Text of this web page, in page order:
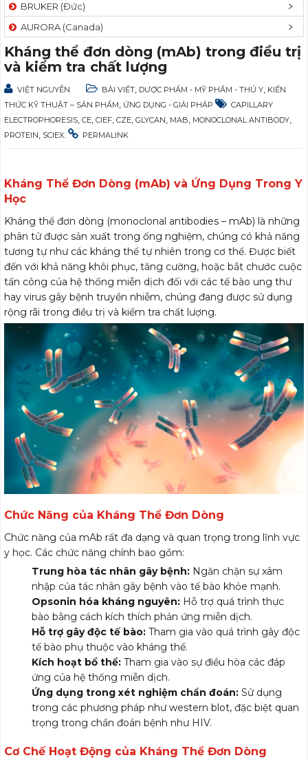
BRUKER (Đức)
AURORA (Canada)
Kháng thể đơn dòng (mAb) trong điều trị
và kiểm tra chất lượng
VIỆT NGUYỄN BÀI VIẾT DƯỢC PHẨM - MỸ PHẨM - THÚ Y KIẾN
THỨC KỸ THUẬT – SẢN PHẨM ỨNG DỤNG - GIẢI PHÁP
CAPILLARY
ELECTROPHORESIS CE CIEF CZE GLYCAN MAB MONOCLONAL ANTIBODY
PROTEIN SCIEX PERMALINK
Kháng Thể Đơn Dòng (mAb) và Ứng Dụng Trong Y
Học
Kháng thể đơn dòng (monoclonal antibodies – mAb) là những
phân tử được sản xuất trong ống nghiệm, chúng có khả năng
tương tự như các kháng thể tự nhiên trong cơ thể. Được biết
đến với khả năng khôi phục, tăng cường, hoặc bắt chước cuộc
tấn công của hệ thống miễn dịch đối với các tế bào ung thư
hay virus gây bệnh truyền nhiễm, chúng đang được sử dụng
rộng rãi trong điều trị và kiểm tra chất lượng.
Chức Năng của Kháng Thể Đơn Dòng
Chức năng của mAb rất đa dạng và quan trọng trong lĩnh vực
y học. Các chức năng chính bao gồm:
Trung hòa tác nhân gây bệnh: Ngăn chặn sự xâm
nhập của tác nhân gây bệnh vào tế bào khỏe mạnh.
Opsonin hóa kháng nguyên: Hỗ trợ quá trình thực
bào bằng cách kích thích phản ứng miễn dịch.
Hỗ trợ gây độc tế bào: Tham gia vào quá trình gây độc
tế bào phụ thuộc vào kháng thể.
Kích hoạt bổ thể: Tham gia vào sự điều hòa các đáp
ứng của hệ thống miễn dịch.
Ứng dụng trong xét nghiệm chẩn đoán: Sử dụng
trong các phương pháp như western blot, đặc biệt quan
trọng trong chẩn đoán bệnh như HIV.
Cơ Chế Hoạt Động của Kháng Thể Đơn Dòng